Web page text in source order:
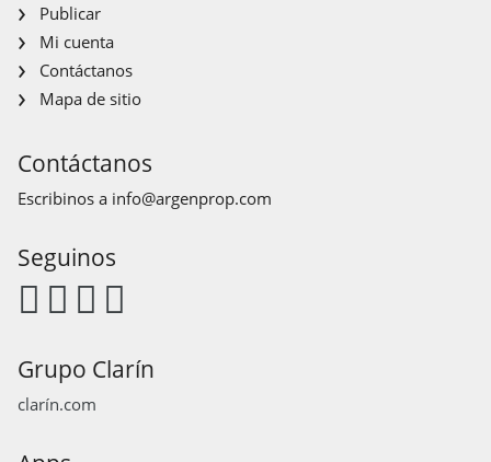
Publicar
Mi cuenta
Contáctanos
Mapa de sitio
Contáctanos
Escribinos a info@argenprop.com
Seguinos
Grupo Clarín
clarín.com